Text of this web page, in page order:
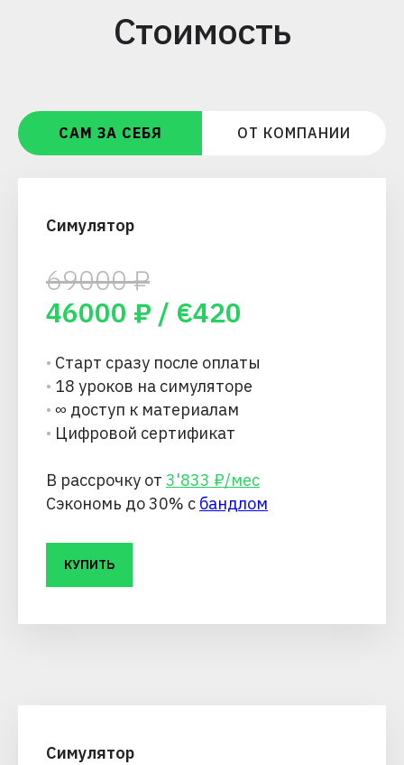
Стоимость
САМ ЗА СЕБЯ ОТ КОМПАНИИ
Симулятор
69000₽
46000 ₽ / €420
• Старт сразу после оплаты
• 18 уроков на симуляторе
• ∞ доступ к материалам
• Цифровой сертификат
В рассрочку от 3'833 ₽/мес
Сэкономь до 30% с бандлом
КУПИТЬ
Симулятор